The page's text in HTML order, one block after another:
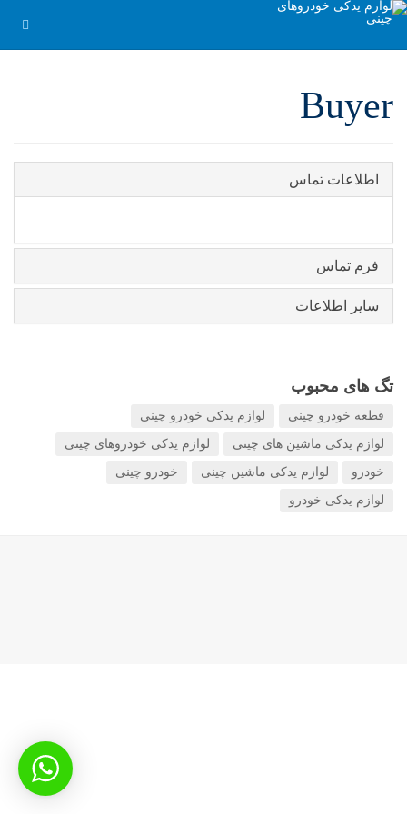
Buyer
اطلاعات تماس
فرم تماس
سایر اطلاعات
تگ های محبوب
قطعه خودرو چینی لوازم یدکی خودرو چینی
لوازم یدکی ماشین های چینی لوازم یدکی خودروهای چینی
خودرو لوازم یدکی ماشین چینی خودرو چینی
لوازم یدکی خودرو